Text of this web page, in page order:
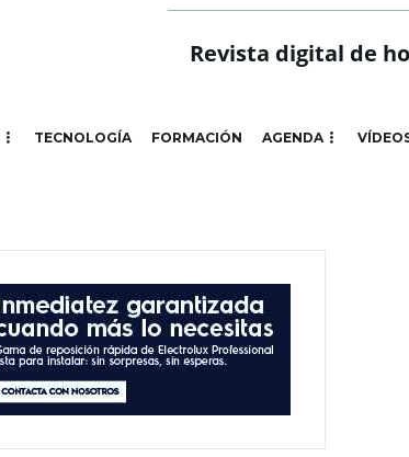
Revista digital de
TECNOLOGÍA FORMACIÓN AGENDA